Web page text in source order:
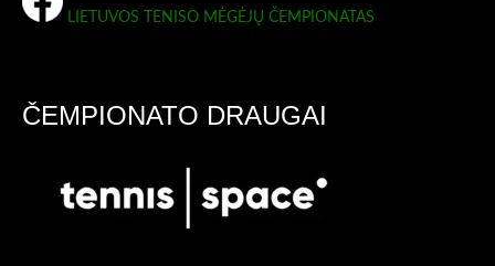
LIETUVOS TENISO MĖGĖJŲ ČEMPIONATAS
ČEMPIONATO DRAUGAI